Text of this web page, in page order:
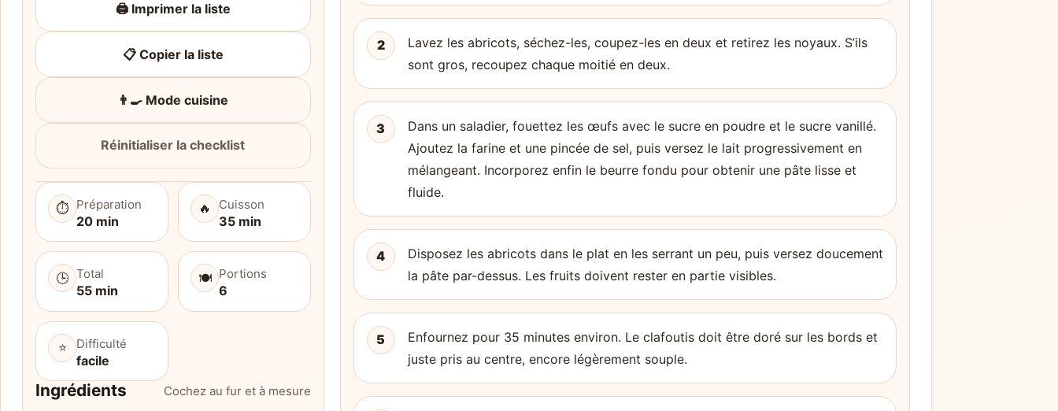
🖨️ Imprimer la liste
📋 Copier la liste
👨‍🍳 Mode cuisine
Réinitialiser la checklist
⏱️ Préparation
20 min
🔥 Cuisson
35 min
🕒 Total
55 min
🍽️ Portions
6
⭐ Difficulté
facile
Ingrédients Cochez au fur et à mesure
2
Lavez les abricots, séchez-les, coupez-les en deux et retirez les noyaux. S’ils
sont gros, recoupez chaque moitié en deux.
3
Dans un saladier, fouettez les œufs avec le sucre en poudre et le sucre vanillé.
Ajoutez la farine et une pincée de sel, puis versez le lait progressivement en
mélangeant. Incorporez enfin le beurre fondu pour obtenir une pâte lisse et
fluide.
4
Disposez les abricots dans le plat en les serrant un peu, puis versez doucement
la pâte par-dessus. Les fruits doivent rester en partie visibles.
5
Enfournez pour 35 minutes environ. Le clafoutis doit être doré sur les bords et
juste pris au centre, encore légèrement souple.